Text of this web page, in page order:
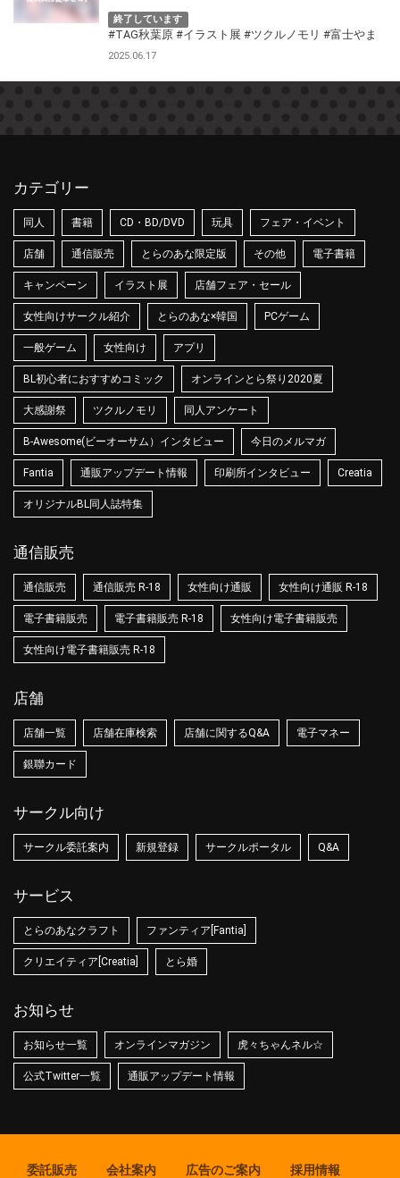
終了しています
#TAG秋葉原 #イラスト展 #ツクルノモリ #富士やま
2025.06.17
カテゴリー
同人 書籍 CD・BD/DVD 玩具 フェア・イベント
店舗 通信販売 とらのあな限定版 その他 電子書籍
キャンペーン イラスト展 店舗フェア・セール
女性向けサークル紹介 とらのあな×韓国 PCゲーム
一般ゲーム 女性向け アプリ
BL初心者におすすめコミック オンラインとら祭り2020夏
大感謝祭 ツクルノモリ 同人アンケート
B-Awesome(ビーオーサム）インタビュー 今日のメルマガ
Fantia 通販アップデート情報 印刷所インタビュー Creatia
オリジナルBL同人誌特集
通信販売
通信販売 通信販売 R-18 女性向け通販 女性向け通販 R-18
電子書籍販売 電子書籍販売 R-18 女性向け電子書籍販売
女性向け電子書籍販売 R-18
店舗
店舗一覧 店舗在庫検索 店舗に関するQ&A 電子マネー
銀聯カード
サークル向け
サークル委託案内 新規登録 サークルポータル Q&A
サービス
とらのあなクラフト ファンティア[Fantia]
クリエイティア[Creatia] とら婚
お知らせ
お知らせ一覧 オンラインマガジン 虎々ちゃんネル☆
公式Twitter一覧 通販アップデート情報
委託販売 会社案内 広告のご案内 採用情報